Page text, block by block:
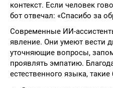
контекст. Если человек
бот отвечал: «Спасибо за
Современные ИИ-
явление. Они умеют вести
уточняющие вопросы,
проявлять эмпатию.
естественного языка,